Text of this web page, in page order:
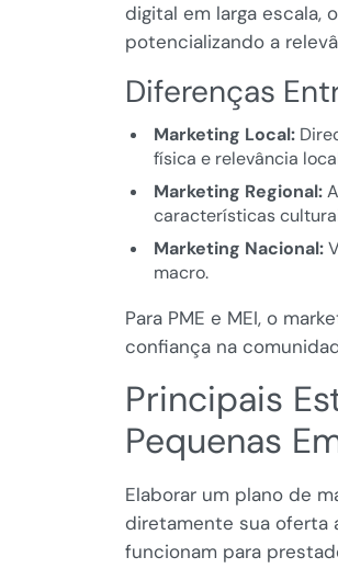
digital em larga escala,
potencializando a
Diferenças
Marketing Local:
física e relevância
Marketing Regional:
características
Marketing Nacional:
macro.
Para PME e MEI, o
confiança na
Principais
Pequenas
Elaborar um plano de
diretamente sua oferta
funcionam para